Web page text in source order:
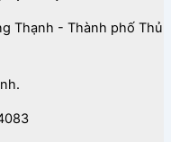
Thạnh - Thành phố Thủ